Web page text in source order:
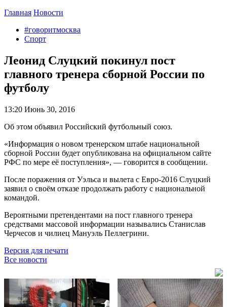
Главная Новости
#говоритмосква
Спорт
Леонид Слуцкий покинул пост
главного тренера сборной России по
футболу
13:20 Июнь 30, 2016
Об этом объявил Российский футбольный союз.
«Информация о новом тренерском штабе национальной
сборной России будет опубликована на официальном сайте
РФС по мере её поступления», — говорится в сообщении.
После поражения от Уэльса и вылета с Евро-2016 Слуцкий
заявил о своём отказе продолжать работу с национальной
командой.
Вероятными претендентами на пост главного тренера
средствами массовой информации назывались Станислав
Черчесов и чилиец Мануэль Пеллегрини.
Версия для печати
Все новости